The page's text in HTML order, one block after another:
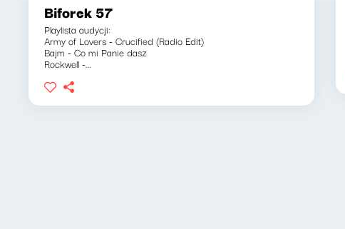
Biforek 57
Playlista audycji:
Army of Lovers - Crucified (Radio Edit)
Bajm - Co mi Panie dasz
Rockwell -...